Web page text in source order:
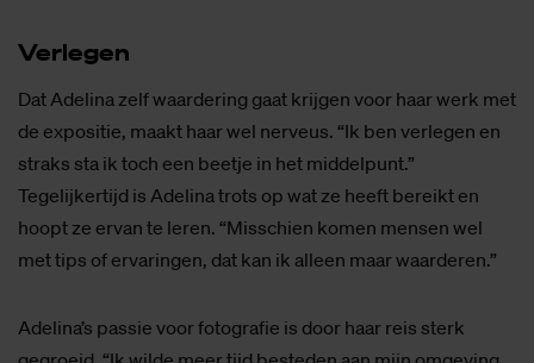
Ver­le­gen
Dat Adelina zelf waardering gaat krijgen voor haar werk met
de expositie, maakt haar wel nerveus. “Ik ben verlegen en
straks sta ik toch een beetje in het middelpunt.”
Tegelijkertijd is Adelina trots op wat ze heeft bereikt en
hoopt ze ervan te leren. “Misschien komen mensen wel
met tips of ervaringen, dat kan ik alleen maar waarderen.”
Adelina’s passie voor fotografie is door haar reis sterk